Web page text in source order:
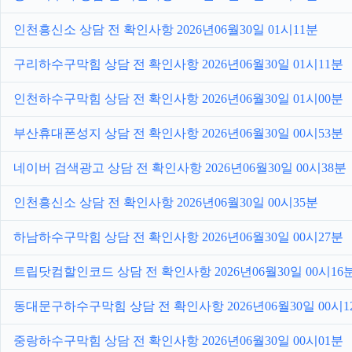
인천흥신소 상담 전 확인사항 2026년06월30일 01시11분
구리하수구막힘 상담 전 확인사항 2026년06월30일 01시11분
인천하수구막힘 상담 전 확인사항 2026년06월30일 01시00분
부산휴대폰성지 상담 전 확인사항 2026년06월30일 00시53분
네이버 검색광고 상담 전 확인사항 2026년06월30일 00시38분
인천흥신소 상담 전 확인사항 2026년06월30일 00시35분
하남하수구막힘 상담 전 확인사항 2026년06월30일 00시27분
트립닷컴할인코드 상담 전 확인사항 2026년06월30일 00시16
동대문구하수구막힘 상담 전 확인사항 2026년06월30일 00시
중랑하수구막힘 상담 전 확인사항 2026년06월30일 00시01분